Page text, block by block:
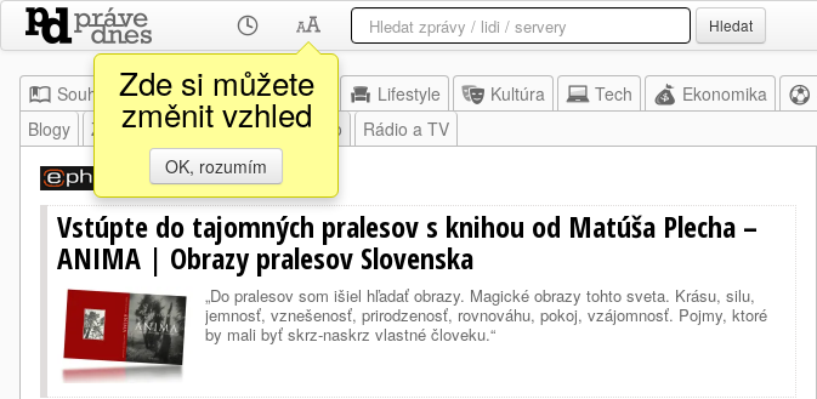
Zde si můžete
změnit vzhled
OK, rozumím
Hledat
Souhrn Moje Z domova Lifestyle Kultúra Tech Ekonomika
Blogy
Zábava Veda a výskum Foto Rádio a TV
před 20 minutami
Vstúpte do tajomných pralesov s knihou od Matúša Plecha –
ANIMA | Obrazy pralesov Slovenska
„Do pralesov som išiel hľadať obrazy. Magické obrazy tohto sveta. Krásu, silu,
jemnosť, vznešenosť, prirodzenosť, rovnováhu, pokoj, vzájomnosť. Pojmy, ktoré
by mali byť skrz-naskrz vlastné človeku.“